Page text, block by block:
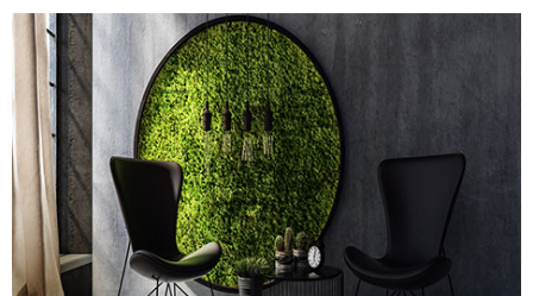
TABLEAUX STABILISÉS